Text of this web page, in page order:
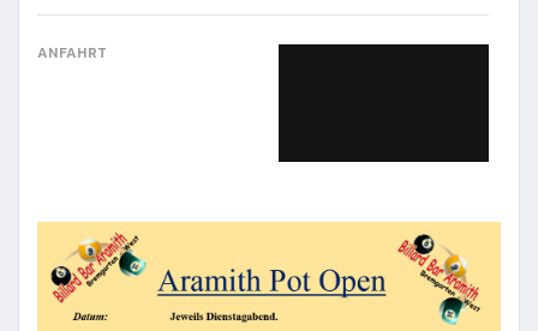
ANFAHRT